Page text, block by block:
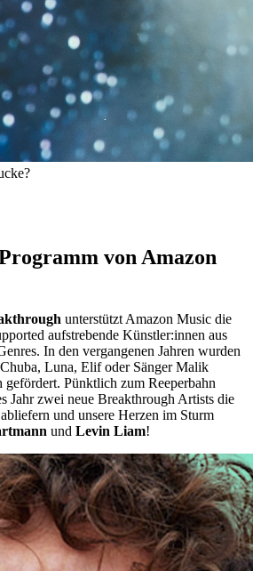
von Amazon
unterstützt Amazon Music die
aufstrebende Künstler:innen aus
In den vergangenen Jahren wurden
Luna, Elif oder Sänger Malik
Pünktlich zum Reeperbahn
Jahr zwei neue Breakthrough Artists die
und unsere Herzen im Sturm
und Levin Liam!